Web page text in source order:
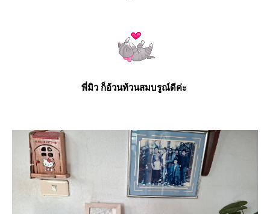
พี่มิว ก็อ้วนท้วนสมบรูณ์ดีค่ะ